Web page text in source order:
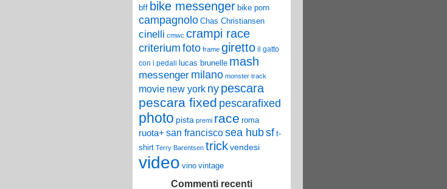
bff bike messenger bike porn
campagnolo Chas Christiansen
cinelli cmwc crampi race
criterium foto frame giretto il gatto
con i pedali lucas brunelle mash
messenger milano monster track
movie new york nypescara
pescara fixed pescarafixed
photo pista premi race roma
ruota+ san franciscosea hubsf t-
shirt Terry Barentsen trickvendesi
video vino vintage
Commenti recenti